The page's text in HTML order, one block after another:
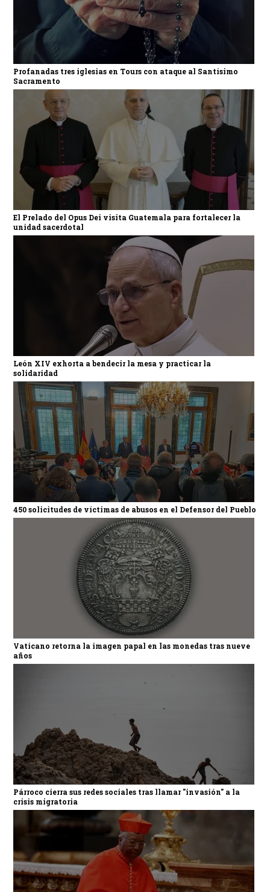
Profanadas tres iglesias en Tours con ataque al Santísimo
Sacramento
El Prelado del Opus Dei visita Guatemala para fortalecer la
unidad sacerdotal
León XIV exhorta a bendecir la mesa y practicar la
solidaridad
450 solicitudes de víctimas de abusos en el Defensor del Pueblo
Vaticano retorna la imagen papal en las monedas tras nueve
años
Párroco cierra sus redes sociales tras llamar "invasión" a la
crisis migratoria